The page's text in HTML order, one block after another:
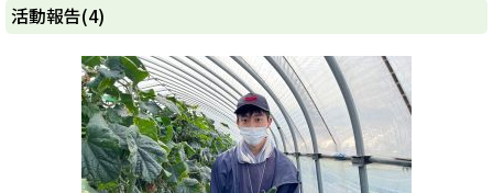
ト
ッ
活動報告(4)